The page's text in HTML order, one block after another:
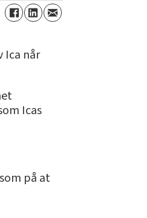
Ica når
Icas
på at